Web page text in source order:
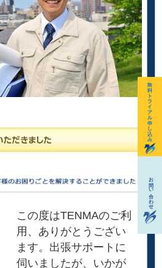
この度はTENMAのご利
用、ありがとうござい
ます。出張サポートに
伺いましたが、いかが